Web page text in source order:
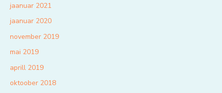
jaanuar 2021
jaanuar 2020
november 2019
mai 2019
aprill 2019
oktoober 2018